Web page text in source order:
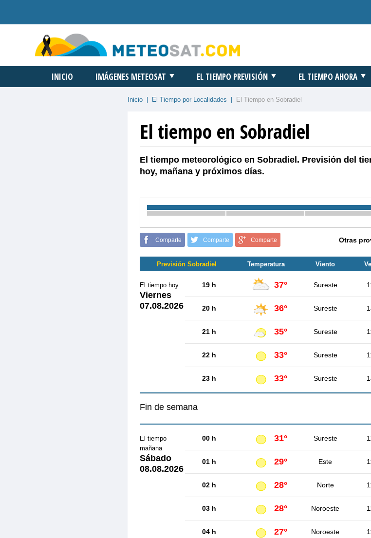
INICIO IMÁGENES METEOSAT EL TIEMPO PREVISIÓN EL TIEMPO AHORA
Inicio El Tiempo por Localidades El Tiempo en Sobradiel
El tiempo en Sobradiel
El tiempo meteorológico en Sobradiel. Previsión del
hoy, mañana y próximos días.
Comparte Comparte Comparte Otras
Previsión Sobradiel Temperatura Viento
El tiempo hoy
Viernes
07.08.2026
19 h 37° Sureste
20 h 36° Sureste
21 h 35° Sureste
22 h 33° Sureste
23 h 33° Sureste
Fin de semana
El tiempo
mañana
Sábado
08.08.2026
00 h 31° Sureste
01 h 29° Este
02 h 28° Norte
03 h 28° Noroeste
04 h 27° Noroeste